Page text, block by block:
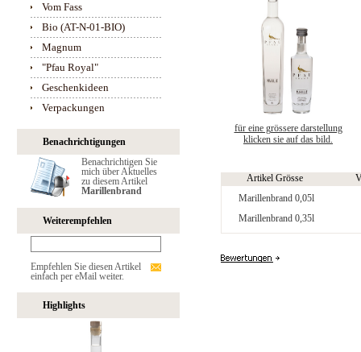
Vom Fass
Bio (AT-N-01-BIO)
Magnum
"Pfau Royal"
Geschenkideen
Verpackungen
Benachrichtigungen
Benachrichtigen Sie
mich über Aktuelles
zu diesem Artikel
Marillenbrand
Weiterempfehlen
Empfehlen Sie diesen Artikel
einfach per eMail weiter.
Highlights
für eine grössere darstellung
klicken sie auf das bild.
Artikel Grösse
Marillenbrand 0,05l
Marillenbrand 0,35l